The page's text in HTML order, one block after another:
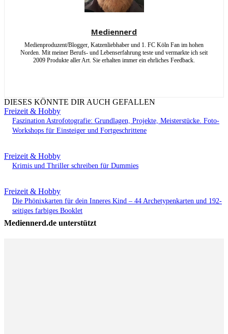
Mediennerd
Medienproduzent/Blogger, Katzenliebhaber und 1. FC Köln Fan im hohen
Norden. Mit meiner Berufs- und Lebenserfahrung teste und vermarkte ich seit
2009 Produkte aller Art. Sie erhalten immer ein ehrliches Feedback.
DIESES KÖNNTE DIR AUCH GEFALLEN
Freizeit & Hobby
Faszination Astrofotografie: Grundlagen, Projekte, Meisterstücke. Foto-
Workshops für Einsteiger und Fortgeschrittene
Freizeit & Hobby
Krimis und Thriller schreiben für Dummies
Freizeit & Hobby
Die Phönixkarten für dein Inneres Kind – 44 Archetypenkarten und 192-
seitiges farbiges Booklet
Mediennerd.de unterstützt